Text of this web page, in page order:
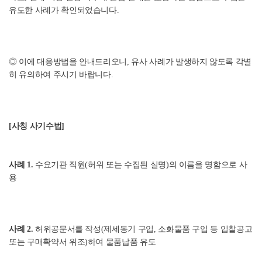
유도한 사례가 확인되었습니다.
◎ 이에 대응방법을 안내드리오니, 유사 사례가 발생하지 않도록 각별
히 유의하여 주시기 바랍니다.
[사칭 사기수법]
사례 1. 수요기관 직원(허위 또는 수집된 실명)의 이름을 명함으로 사
용
사례 2. 허위공문서를 작성(제세동기 구입, 소화물품 구입 등 입찰공고
또는 구매확약서 위조)하여 물품납품 유도